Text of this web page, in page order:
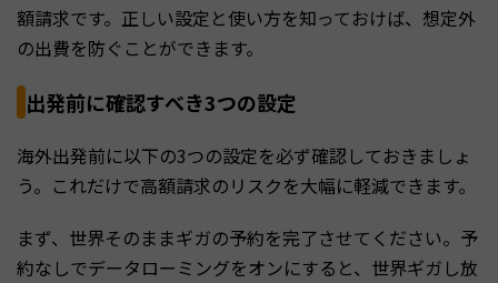
額請求です。正しい設定と使い方を知っておけば、想定外
の出費を防ぐことができます。
出発前に確認すべき3つの設定
海外出発前に以下の3つの設定を必ず確認しておきましょ
う。これだけで高額請求のリスクを大幅に軽減できます。
まず、世界そのままギガの予約を完了させてください。予
約なしでデータローミングをオンにすると、世界ギガし放